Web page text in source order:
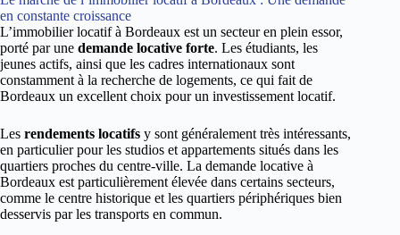
en constante croissance
L’immobilier locatif à Bordeaux est un secteur en plein essor,
porté par une demande locative forte. Les étudiants, les
jeunes actifs, ainsi que les cadres internationaux sont
constamment à la recherche de logements, ce qui fait de
Bordeaux un excellent choix pour un investissement locatif.
Les rendements locatifs y sont généralement très intéressants,
en particulier pour les studios et appartements situés dans les
quartiers proches du centre-ville. La demande locative à
Bordeaux est particulièrement élevée dans certains secteurs,
comme le centre historique et les quartiers périphériques bien
desservis par les transports en commun.